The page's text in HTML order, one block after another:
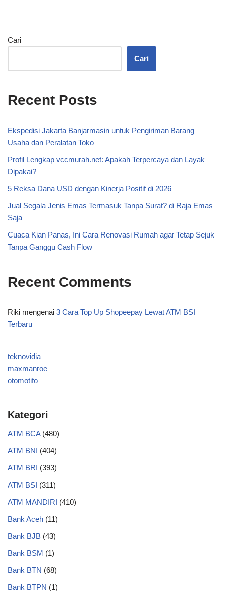
Cari
Cari
Recent Posts
Ekspedisi Jakarta Banjarmasin untuk Pengiriman Barang
Usaha dan Peralatan Toko
Profil Lengkap vccmurah.net: Apakah Terpercaya dan Layak
Dipakai?
5 Reksa Dana USD dengan Kinerja Positif di 2026
Jual Segala Jenis Emas Termasuk Tanpa Surat? di Raja Emas
Saja
Cuaca Kian Panas, Ini Cara Renovasi Rumah agar Tetap Sejuk
Tanpa Ganggu Cash Flow
Recent Comments
Riki mengenai 3 Cara Top Up Shopeepay Lewat ATM BSI
Terbaru
teknovidia
maxmanroe
otomotifo
Kategori
ATM BCA(480)
ATM BNI (404)
ATM BRI (393)
ATM BSI (311)
ATM MANDIRI (410)
Bank Aceh (11)
Bank BJB (43)
Bank BSM (1)
Bank BTN (68)
Bank BTPN (1)